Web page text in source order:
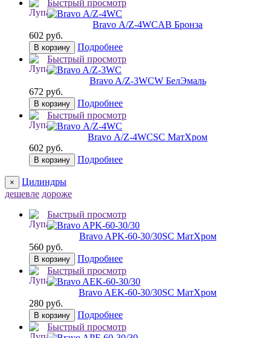
Быстрый просмотр
Bravo А/Z-4WCAB Бронза
602 руб.
В корзину
Подробнее
Быстрый просмотр
Bravo A/Z-3WCW БелЭмаль
672 руб.
В корзину
Подробнее
Быстрый просмотр
Bravo А/Z-4WCSC МатХром
602 руб.
В корзину Подробнее
×
Цилиндры
дешевле дороже
Быстрый просмотр
Bravo AРK-60-30/30SC МатХром
560 руб.
В корзину
Подробнее
Быстрый просмотр
Bravo AЕK-60-30/30SC МатХром
280 руб.
В корзину
Подробнее
Быстрый просмотр